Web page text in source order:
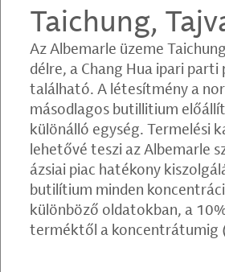
Taichung,
Az Albemarle üzeme
délre, a Chang Hua ipari parti
található. A létesítmény a
másodlagos butillitium
különálló egység. Termelési
lehetővé teszi az Albemarle
ázsiai piac hatékony
butilítium minden
különböző oldatokban, a
terméktől a koncentrátumig